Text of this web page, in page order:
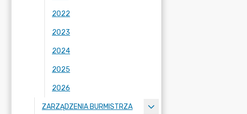
2022
2023
2024
2025
2026
ZARZĄDZENIA BURMISTRZA